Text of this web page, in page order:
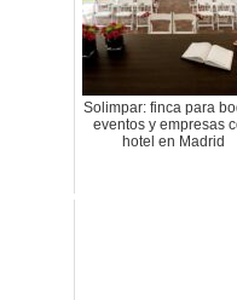
Solimpar: finca para
eventos y empresas
hotel en Madrid